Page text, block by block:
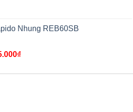
Nhung REB60SB
₫